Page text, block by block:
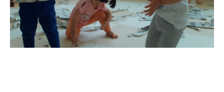
社会福祉法人野田福祉会